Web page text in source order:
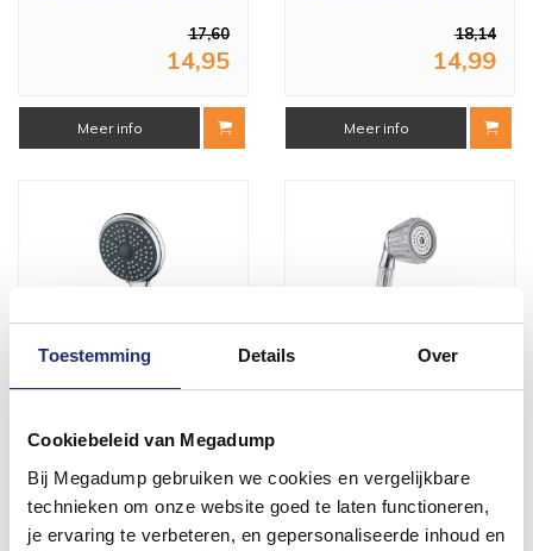
Toestemming Details Over
Cookiebeleid van Megadump
Bij Megadump gebruiken we cookies en vergelijkbare
technieken om onze website goed te laten functioneren,
je ervaring te verbeteren, en gepersonaliseerde inhoud en
17,60
14,95
Meer info
18,14
14,99
Meer info
Handdouche Schutte Genua
Binnen 1 week geleverd Binnen 1 week geleverd